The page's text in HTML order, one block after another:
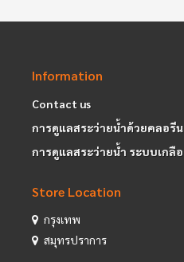
Information
Contact us
การดูแลสระว่ายน้ำด้วยคลอรีน
การดูแลสระว่ายน้ำ ระบบเกลือ
Store Location
กรุงเทพ
สมุทรปราการ